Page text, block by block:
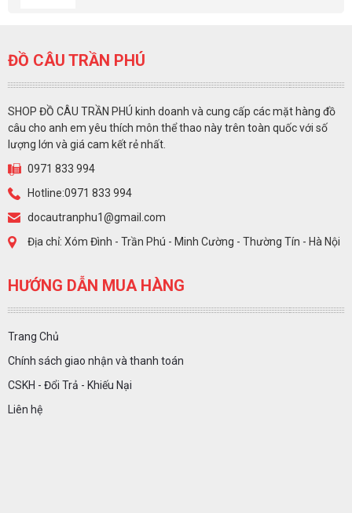
ĐỒ CÂU TRẦN PHÚ
SHOP ĐỒ CÂU TRẦN PHÚ kinh doanh và cung cấp các mặt hàng đồ
câu cho anh em yêu thích môn thể thao này trên toàn quốc với số
lượng lớn và giá cam kết rẻ nhất.
0971 833 994
Hotline:0971 833 994
docautranphu1@gmail.com
Địa chỉ: Xóm Đình - Trần Phú - Minh Cường - Thường Tín - Hà Nội
HƯỚNG DẪN MUA HÀNG
Trang Chủ
Chính sách giao nhận và thanh toán
CSKH - Đổi Trả - Khiếu Nại
Liên hệ